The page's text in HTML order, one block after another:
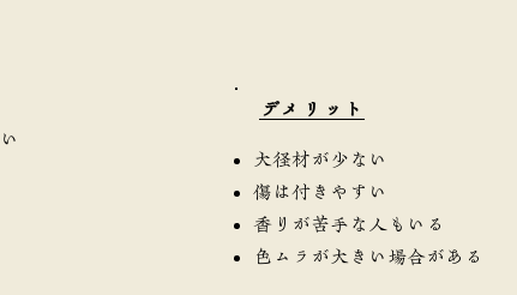
​デメリット
大径材が少ない
傷は付きやすい
香りが苦手な人もいる
色ムラが大きい場合がある